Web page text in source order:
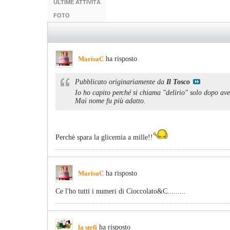
ULTIME ATTIVITÀ
FOTO
MarisaC ha risposto
Pubblicato originariamente da Il Tosco
Io ho capito perché si chiama "delirio" solo dopo
Mai nome fu più adatto.
Perchè spara la glicemia a mille!!
MarisaC ha risposto
Ce l'ho tutti i numeri di Cioccolato&C.........
la stefi ha risposto